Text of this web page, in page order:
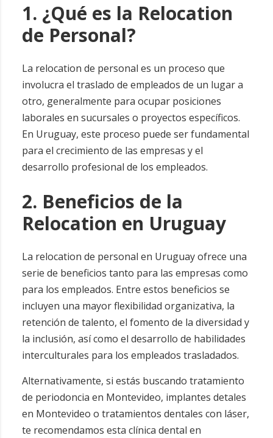
1. ¿Qué es la Relocation
de Personal?
La relocation de personal es un proceso que
involucra el traslado de empleados de un lugar a
otro, generalmente para ocupar posiciones
laborales en sucursales o proyectos específicos.
En Uruguay, este proceso puede ser fundamental
para el crecimiento de las empresas y el
desarrollo profesional de los empleados.
2. Beneficios de la
Relocation en Uruguay
La relocation de personal en Uruguay ofrece una
serie de beneficios tanto para las empresas como
para los empleados. Entre estos beneficios se
incluyen una mayor flexibilidad organizativa, la
retención de talento, el fomento de la diversidad y
la inclusión, así como el desarrollo de habilidades
interculturales para los empleados trasladados.
Alternativamente, si estás buscando tratamiento
de periodoncia en Montevideo, implantes detales
en Montevideo o tratamientos dentales con láser,
te recomendamos esta clínica dental en